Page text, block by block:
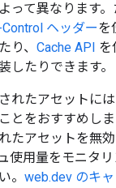
って異なります
ヘッダーを
り、 Cache API を
したりできます。
れたアセットに
とをおすすめし
たアセットを無
使用量をモニタ
。 web.dev のキ